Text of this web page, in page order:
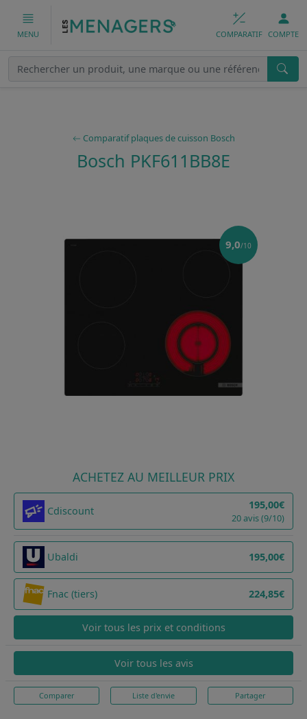
MENU COMPARATIF COMPTE
Comparatif plaques de cuisson Bosch
Bosch PKF611BB8E
9,0/10
ACHETEZ AU MEILLEUR PRIX
Cdiscount 195,00€
20 avis (9/10)
Ubaldi 195,00€
Fnac (tiers) 224,85€
Voir tous les prix et conditions
Voir tous les avis
Comparer Liste d'envie Partager